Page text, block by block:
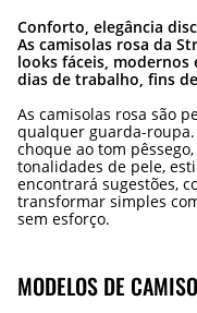
Conforto, elegância
As camisolas rosa da
looks fáceis,
dias de trabalho, fins
As camisolas rosa são
qualquer guarda-roupa.
choque ao tom
tonalidades de pele,
encontrará sugestões,
transformar simples
sem esforço.
MODELOS DE